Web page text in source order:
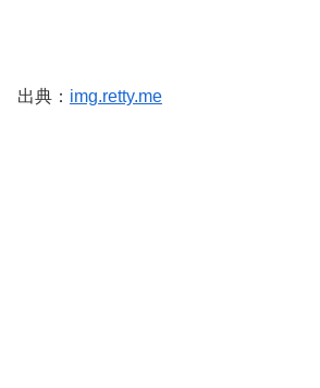
出典： img.retty.me